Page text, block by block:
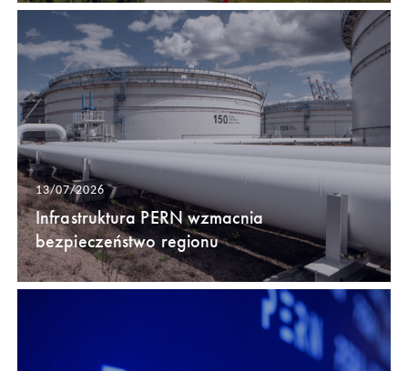
13/07/2026
Infrastruktura PERN wzmacnia
bezpieczeństwo regionu